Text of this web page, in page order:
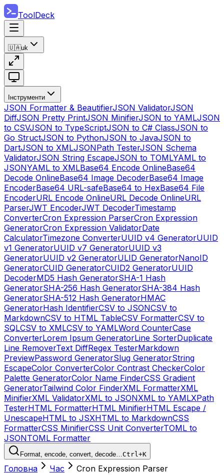
ToolDeck
🇺🇦uk
Інструменти
JSON Formatter & BeautifierJSON ValidatorJSON
DiffJSON Pretty PrintJSON MinifierJSON to YAMLJSON
to CSVJSON to TypeScriptJSON to C# ClassJSON to
Go StructJSON to PythonJSON to JavaJSON to
DartJSON to XMLJSONPath TesterJSON Schema
ValidatorJSON String EscapeJSON to TOMLYAML to
JSONYAML to XMLBase64 Encode OnlineBase64
Decode OnlineBase64 Image DecoderBase64 Image
EncoderBase64 URL-safeBase64 to HexBase64 File
EncoderURL Encode OnlineURL Decode OnlineURL
ParserJWT EncoderJWT DecoderTimestamp
ConverterCron Expression ParserCron Expression
GeneratorCron Expression ValidatorDate
CalculatorTimezone ConverterUUID v4 GeneratorUUID
v1 GeneratorUUID v7 GeneratorUUID v3
GeneratorUUID v2 GeneratorULID GeneratorNanoID
GeneratorCUID GeneratorCUID2 GeneratorUUID
DecoderMD5 Hash GeneratorSHA-1 Hash
GeneratorSHA-256 Hash GeneratorSHA-384 Hash
GeneratorSHA-512 Hash GeneratorHMAC
GeneratorHash IdentifierCSV to JSONCSV to
MarkdownCSV to HTML TableCSV FormatterCSV to
SQLCSV to XMLCSV to YAMLWord CounterCase
ConverterLorem Ipsum GeneratorLine SorterDuplicate
Line RemoverText DiffRegex TesterMarkdown
PreviewPassword GeneratorSlug GeneratorString
EscapeColor ConverterColor Contrast CheckerColor
Palette GeneratorColor Name FinderCSS Gradient
GeneratorTailwind Color FinderXML FormatterXML
MinifierXML ValidatorXML to JSONXML to YAMLXPath
TesterHTML FormatterHTML MinifierHTML Escape /
UnescapeHTML to JSXHTML to MarkdownCSS
FormatterCSS MinifierCSS Unit ConverterTOML to
JSONTOML Formatter
Format, encode, convert, decode…Ctrl+K
Головна Час Cron Expression Parser